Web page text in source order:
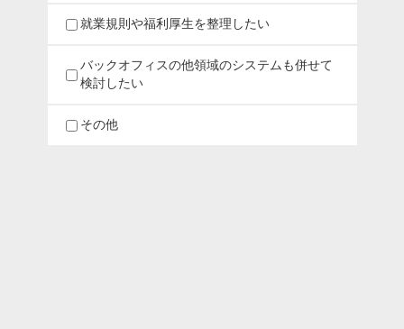
就業規則や福利厚生を整理したい
バックオフィスの他領域のシステムも併せて
検討したい
その他